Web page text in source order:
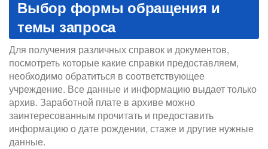
Выбор формы обращения и
темы запроса
Для получения различных справок и документов,
посмотреть которые какие справки предоставляем,
необходимо обратиться в соответствующее
учреждение. Все данные и информацию выдает только
архив. Заработной плате в архиве можно
заинтересованным прочитать и предоставить
информацию о дате рождении, стаже и другие нужные
данные.